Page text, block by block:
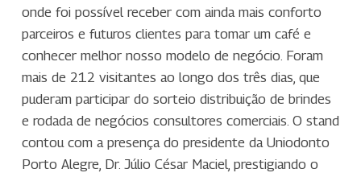
onde foi possível receber com ainda mais conforto
parceiros e futuros clientes para tomar um café e
conhecer melhor nosso modelo de negócio. Foram
mais de 212 visitantes ao longo dos três dias, que
puderam participar do sorteio distribuição de brindes
e rodada de negócios consultores comerciais. O stand
contou com a presença do presidente da Uniodonto
Porto Alegre, Dr. Júlio César Maciel, prestigiando o